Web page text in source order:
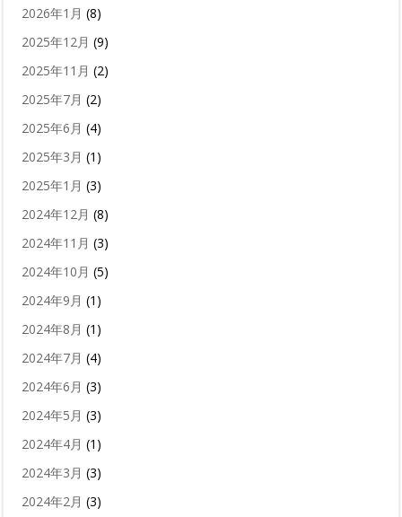
2026年1月 (8)
2025年12月 (9)
2025年11月 (2)
2025年7月 (2)
2025年6月 (4)
2025年3月 (1)
2025年1月 (3)
2024年12月 (8)
2024年11月 (3)
2024年10月 (5)
2024年9月 (1)
2024年8月 (1)
2024年7月 (4)
2024年6月 (3)
2024年5月 (3)
2024年4月 (1)
2024年3月 (3)
2024年2月 (3)